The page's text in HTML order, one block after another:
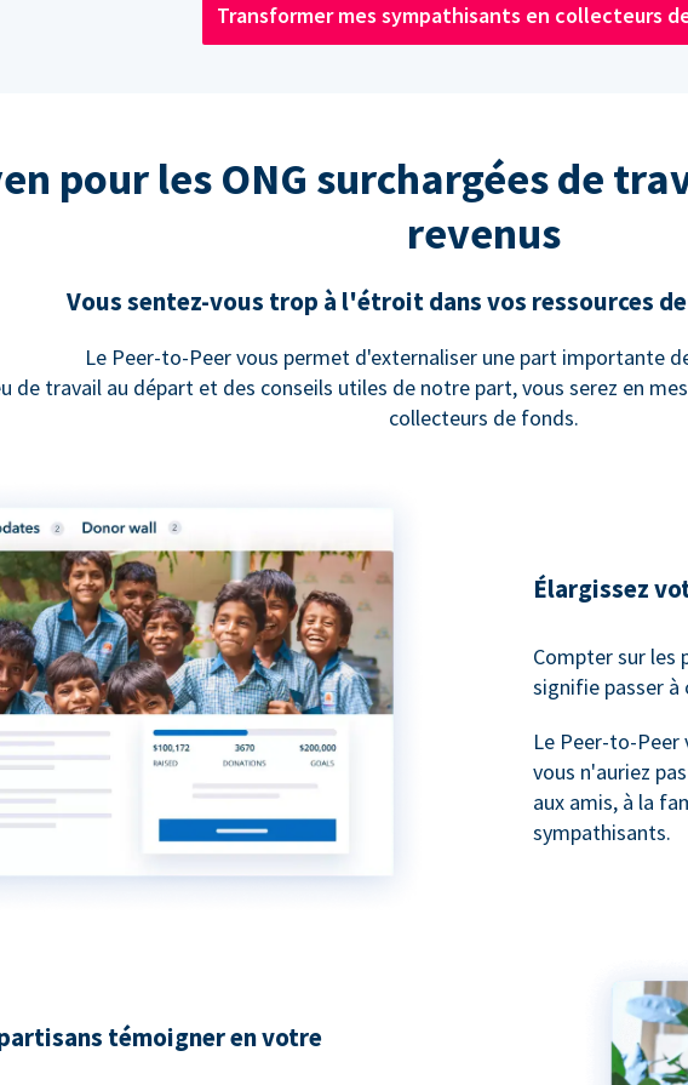
Transformer mes sympathisants en collecteurs
pour les ONG surchargées de
revenus
Vous sentez-vous trop à l'étroit dans vos ressources
Le Peer-to-Peer vous permet d'externaliser une part importante
de travail au départ et des conseils utiles de notre part, vous serez en
collecteurs de fonds.
Élargissez
Compter sur les
signifie passer à
Le Peer-to-
vous n'auriez
aux amis, à la
sympathisants.
témoigner en votre